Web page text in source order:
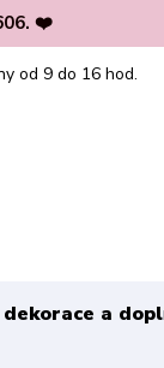
❤️
od 9 do 16 hod.
a